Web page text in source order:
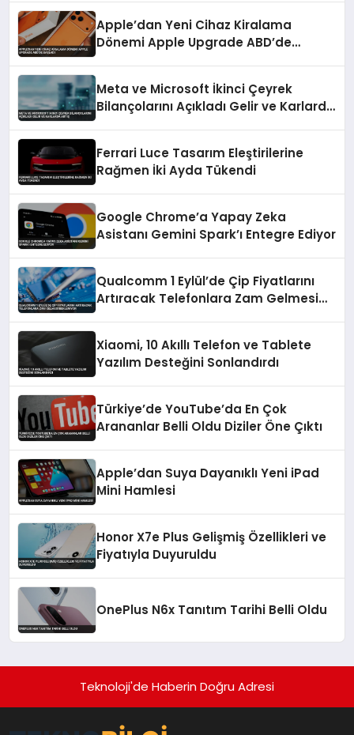
Apple’dan Yeni Cihaz Kiralama
Dönemi Apple Upgrade ABD’de
Meta ve Microsoft İkinci Çeyrek
Bilançolarını Açıkladı Gelir ve Karlarda
Ferrari Luce Tasarım Eleştirilerine
Rağmen İki Ayda Tükendi
Google Chrome’a Yapay Zeka
Asistanı Gemini Spark’ı Entegre Ediyor
Qualcomm 1 Eylül’de Çip Fiyatlarını
Artıracak Telefonlara Zam Gelmesi
Xiaomi, 10 Akıllı Telefon ve Tablete
Yazılım Desteğini Sonlandırdı
Türkiye’de YouTube’da En Çok
Arananlar Belli Oldu Diziler Öne Çıktı
Apple’dan Suya Dayanıklı Yeni iPad
Mini Hamlesi
Honor X7e Plus Gelişmiş Özellikleri ve
Fiyatıyla Duyuruldu
OnePlus N6x Tanıtım Tarihi Belli Oldu
Teknoloji'de Haberin Doğru Adresi